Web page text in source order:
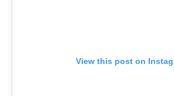
View this post on